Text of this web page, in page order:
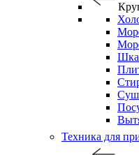
Техника для